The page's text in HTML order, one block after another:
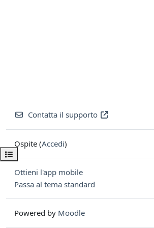
Apri indice del corso
Contatta il supporto
Ospite (Accedi)
Ottieni l'app mobile
Passa al tema standard
Powered by Moodle